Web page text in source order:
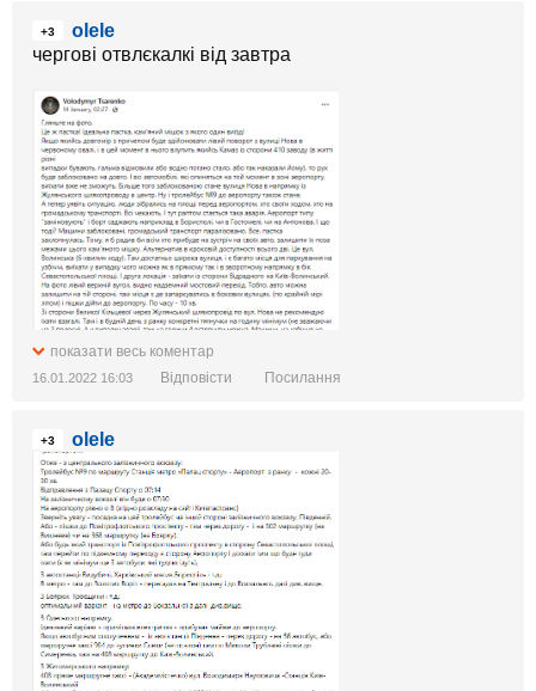
+3
olele
чергові отвлєкалкі від завтра
показати весь коментар
16.01.2022 16:03 Відповісти Посилання
+3 olele